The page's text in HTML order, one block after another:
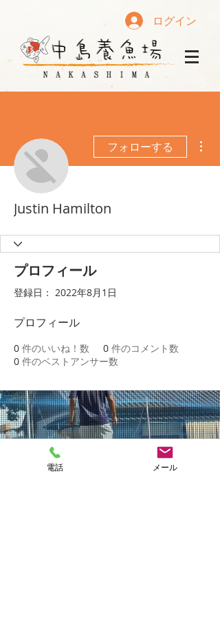
ログイン
フォローする
Justin Hamilton
プロフィール
登録日： 2022年8月1日
プロフィール
0 件のいいね！数 0 件のコメント数
0 件のベストアンサー数
NAKASHIMA
FISH FARM
電話 メール